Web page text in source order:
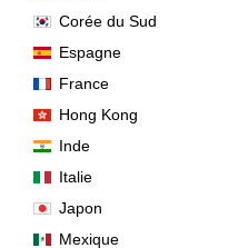
Corée du Sud
Espagne
France
Hong Kong
Inde
Italie
Japon
Mexique